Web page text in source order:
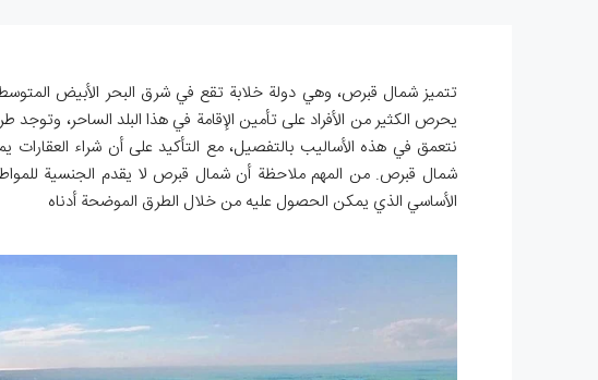
تتميز شمال قبرص، وهي دولة خلابة تقع في شرق البحر الأبيض
يحرص الكثير من الأفراد على تأمين الإقامة في هذا البلد الساحر،
نتعمق في هذه الأساليب بالتفصيل، مع التأكيد على أن شراء
شمال قبرص. من المهم ملاحظة أن شمال قبرص لا يقدم الجنسية
الأساسي الذي يمكن الحصول عليه من خلال الطرق الموضحة أدناه
£380